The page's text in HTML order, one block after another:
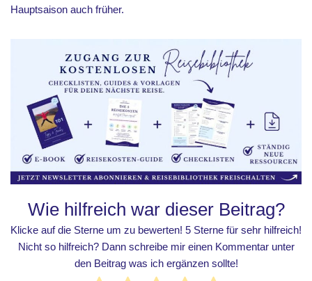
Hauptsaison auch früher.
Wie hilfreich war dieser Beitrag?
Klicke auf die Sterne um zu bewerten! 5 Sterne für sehr hilfreich!
Nicht so hilfreich? Dann schreibe mir einen Kommentar unter
den Beitrag was ich ergänzen sollte!